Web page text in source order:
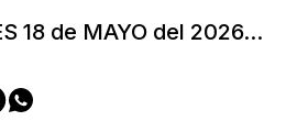
18 de MAYO del 2026...